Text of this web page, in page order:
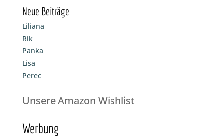
Neue Beiträge
Liliana
Rik
Panka
Lisa
Perec
Unsere Amazon Wishlist
Werbung